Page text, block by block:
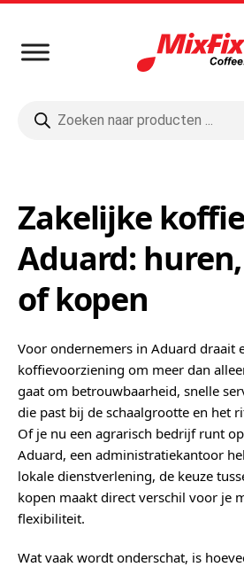
zoeken
Zakelijke
Aduard:
of kopen
Voor ondernemers in Aduard draait
koffievoorziening om meer dan
gaat om betrouwbaarheid, snelle
die past bij de schaalgrootte en het
Of je nu een agrarisch bedrijf runt
Aduard, een administratiekantoor
lokale dienstverlening, de keuze
kopen maakt direct verschil voor je
flexibiliteit.
Wat vaak wordt onderschat, is